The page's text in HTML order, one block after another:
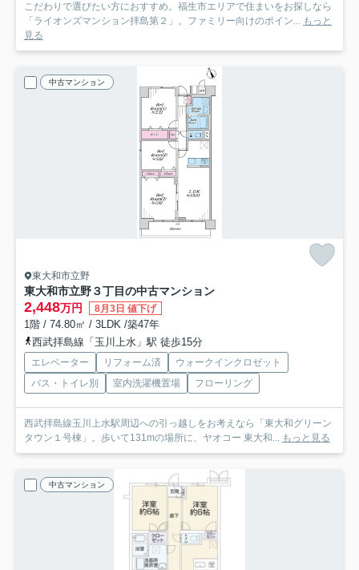
こだわりで選びたい方におすすめ。福生市エリアで住まいをお探しなら
「ライオンズマンション拝島第２」。ファミリー向けのポイン... もっと
見る
中古マンション
東大和市立野
東大和市立野３丁目の中古マンション
2,448万円 8月3日 値下げ
1階 / 74.80㎡ / 3LDK /築47年
西武拝島線「玉川上水」駅 徒歩15分
エレベーター リフォーム済
ウォークインクロゼット
バス・トイレ別
室内洗濯機置場 フローリング
西武拝島線玉川上水駅周辺への引っ越しをお考えなら「東大和グリーン
タウン１号棟」。歩いて131mの場所に、ヤオコー 東大和... もっと見る
中古マンション